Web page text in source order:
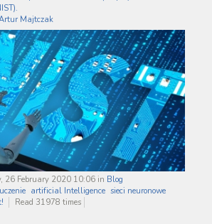
Majtczak
26 February 2020 10:06 in Blog
artificial Intelligence sieci neuronowe
Read 31978 times